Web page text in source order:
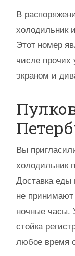
В
холодильник
Этот номер
числе прочих
экраном и
Вы
холодильник
Доставка еды
не
ночные часы.
стойка
любое время